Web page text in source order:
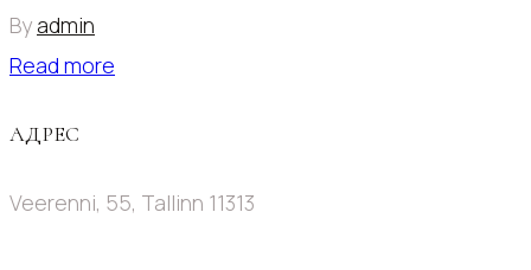
Byadmin
Read more
АДРЕС
Veerenni, 55, Tallinn 11313